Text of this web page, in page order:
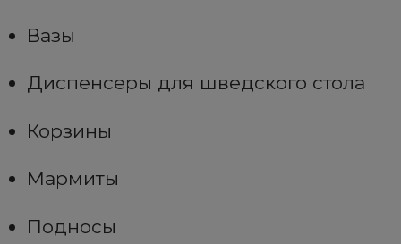
Вазы
Диспенсеры для шведского стола
Корзины
Мармиты
Подносы